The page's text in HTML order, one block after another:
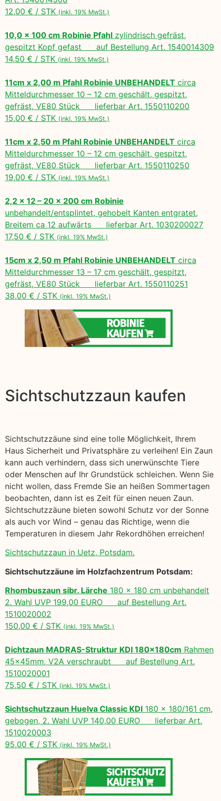
12,00 € / STK (inkl. 19% MwSt.)
10,0 x 100 cm Robinie Pfahl zylindrisch gefräst,
gespitzt Kopf gefast auf Bestellung Art. 1540014309
14,50 € / STK (inkl. 19% MwSt.)
11cm x 2,00 m Pfahl Robinie UNBEHANDELT circa
Mitteldurchmesser 10 – 12 cm geschält, gespitzt,
gefräst, VE80 Stück lieferbar Art. 1550110200
15,00 € / STK (inkl. 19% MwSt.)
11cm x 2,50 m Pfahl Robinie UNBEHANDELT circa
Mitteldurchmesser 10 – 12 cm geschält, gespitzt,
gefräst, VE80 Stück lieferbar Art. 1550110250
19,00 € / STK (inkl. 19% MwSt.)
2,2 x 12 – 20 x 200 cm Robinie
unbehandelt/entsplintet, gehobelt Kanten entgratet,
Breitem ca 12 aufwärts lieferbar Art. 1030200027
17,50 € / STK (inkl. 19% MwSt.)
15cm x 2,50 m Pfahl Robinie UNBEHANDELT circa
Mitteldurchmesser 13 – 17 cm geschält, gespitzt,
gefräst, VE80 Stück lieferbar Art. 1550110251
38,00 € / STK (inkl. 19% MwSt.)
Sichtschutzzaun kaufen
Sichtschutzzäune sind eine tolle Möglichkeit, Ihrem
Haus Sicherheit und Privatsphäre zu verleihen! Ein Zaun
kann auch verhindern, dass sich unerwünschte Tiere
oder Menschen auf Ihr Grundstück schleichen. Wenn Sie
nicht wollen, dass Fremde Sie an heißen Sommertagen
beobachten, dann ist es Zeit für einen neuen Zaun.
Sichtschutzzäune bieten sowohl Schutz vor der Sonne
als auch vor Wind – genau das Richtige, wenn die
Temperaturen in diesem Jahr Rekordhöhen erreichen!
Sichtschutzzaun in Uetz, Potsdam.
Sichtschutzzäune im Holzfachzentrum Potsdam:
Rhombuszaun sibr. Lärche 180 x 180 cm unbehandelt
2. Wahl UVP 199,00 EURO auf Bestellung Art.
1510020002
150,00 € / STK (inkl. 19% MwSt.)
Dichtzaun MADRAS-Struktur KDI 180x180cm Rahmen
45x45mm, V2A verschraubt auf Bestellung Art.
1510020001
75,50 € / STK (inkl. 19% MwSt.)
Sichtschutzzaun Huelva Classic KDI 180 x 180/161 cm,
gebogen, 2. Wahl UVP 140,00 EURO lieferbar Art.
1510020003
95,00 € / STK (inkl. 19% MwSt.)